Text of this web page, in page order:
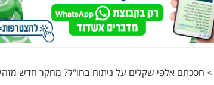
> חסכתם אלפי שקלים על ניתוח בחו"ל? מחקר חדש